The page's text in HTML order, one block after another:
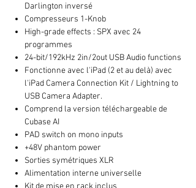
Darlington inversé
Compresseurs 1-Knob
High-grade effects : SPX avec 24
programmes
24-bit/192kHz 2in/2out USB Audio functions
Fonctionne avec l'iPad (2 et au delà) avec
l'iPad Camera Connection Kit / Lightning to
USB Camera Adapter.
Comprend la version téléchargeable de
Cubase AI
PAD switch on mono inputs
+48V phantom power
Sorties symétriques XLR
Alimentation interne universelle